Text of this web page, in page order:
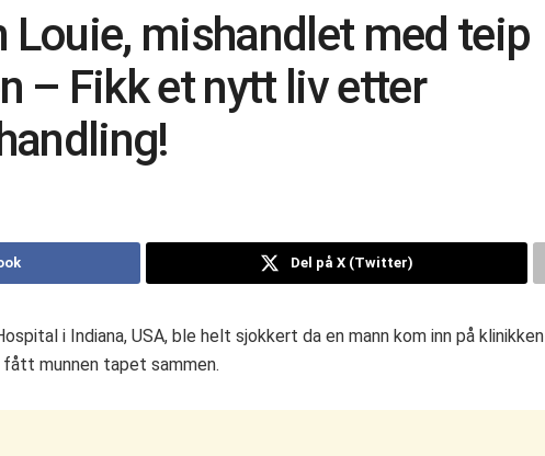
Louie, mishandlet med teip
– Fikk et nytt liv etter
Del på X (Twitter)
i Indiana, USA, ble helt sjokkert da en mann kom inn på klinikken
munnen tapet sammen.